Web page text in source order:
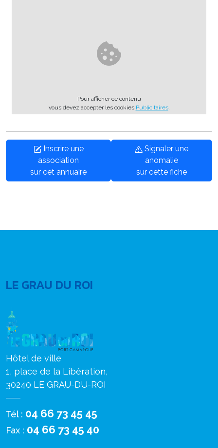
Pour afficher ce contenu
vous devez accepter les cookies Publicitaires.
Inscrire une
association
sur cet annuaire
Signaler une
anomalie
sur cette fiche
LE GRAU DU ROI
Hôtel de ville
1, place de la Libération,
30240 LE GRAU-DU-ROI
Tél : 04 66 73 45 45
Fax : 04 66 73 45 40